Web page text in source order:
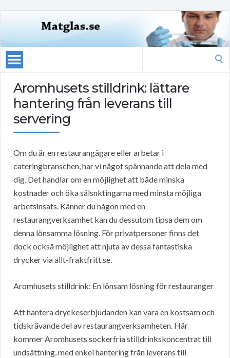
Aromhusets stilldrink: lättare
hantering från leverans till
servering
Om du är en restaurangägare eller arbetar i
cateringbranschen, har vi något spännande att dela med
dig. Det handlar om en möjlighet att både minska
kostnader och öka sälsnktingarna med minsta möjliga
arbetsinsats. Känner du någon med en
restaurangverksamhet kan du dessutom tipsa dem om
denna lönsamma lösning. För privatpersoner finns det
dock också möjlighet att njuta av dessa fantastiska
drycker via allt-fraktfritt.se.
Aromhusets stilldrink: En lönsam lösning för restauranger
Att hantera dryckeserbjudanden kan vara en kostsam och
tidskrävande del av restaurangverksamheten. Här
kommer Aromhusets sockerfria stilldrinkskoncentrat till
undsättning, med enkel hantering från leverans till